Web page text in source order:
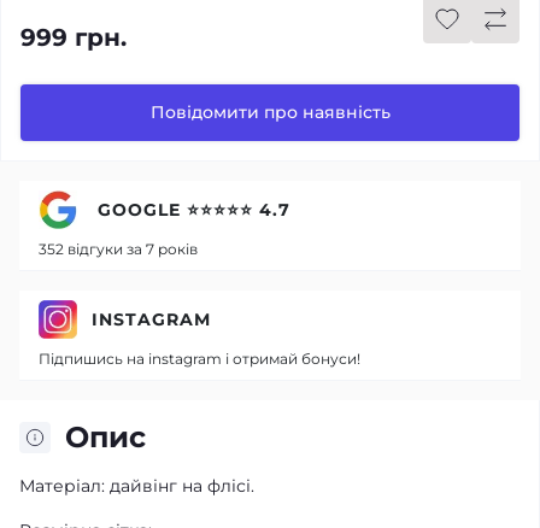
999 грн.
Повідомити про наявність
Опис
Матеріал: дайвінг на флісі.
GOOGLE ⭐⭐⭐⭐⭐ 4.7
352 відгуки за 7 років
INSTAGRAM
Підпишись на instagram і отримай бонуси!